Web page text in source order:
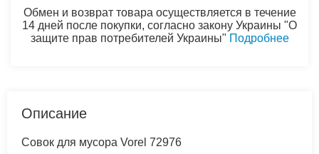
Обмен и возврат товара осуществляется в течение
14 дней после покупки, согласно закону Украины "О
защите прав потребителей Украины" Подробнее
Описание
Совок для мусора Vorel 72976